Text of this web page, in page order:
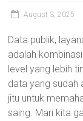
August 3, 2025
Data publik,
adalah
level yang lebih
data yang sudah
jitu untuk
saing. Mari kita